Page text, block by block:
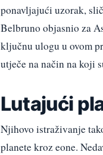
ponavljajući uzorak,
Belbruno objasnio za
ključnu ulogu u ovom
utječe na način na koji
Lutajući
Njihovo istraživanje
planete kroz eone.